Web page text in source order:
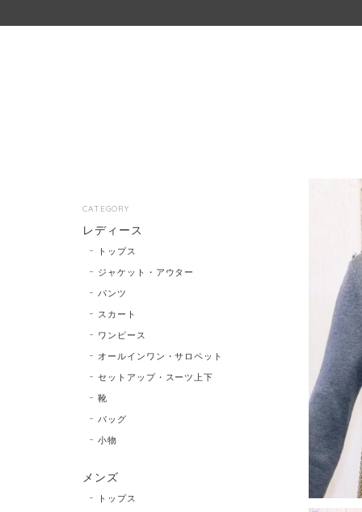
CATEGORY
レディース
トップス
ジャケット・アウター
パンツ
スカート
ワンピース
オールインワン・サロペット
セットアップ・スーツ上下
靴
バッグ
小物
メンズ
トップス